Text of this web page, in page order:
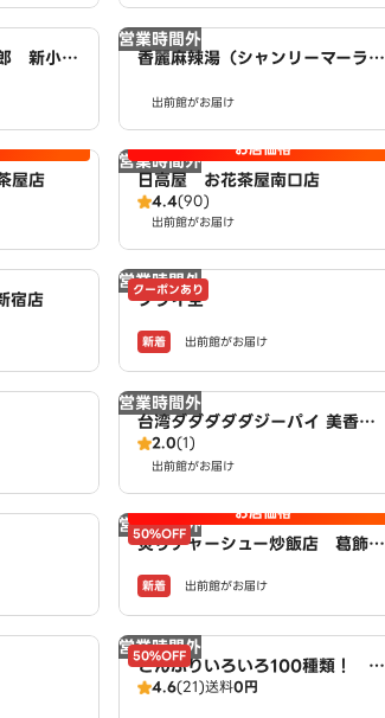
新小岩
営業時間外
香麗麻辣湯（シャンリーマーラー
出前館がお届け
屋店
営業時間外 お店価格
日高屋 お花茶屋南口店
4.4(90)
出前館がお届け
宿店
営業時間外
クーポンあり
フライ全
新着 出前館がお届け
営業時間外
台湾ダダダダダジーパイ 美香珍
Taiwan huge fried chicken
南小岩店
2.0(1)
出前館がお届け
営業時間外
50%OFF
お店価格
炙りチャーシュー炒飯店 葛飾奥
WSON
新着 出前館がお届け
営業時間外
50%OFF
どんぶりいろいろ100種類！ 丼
家 本膳 広域配達店
4.6(21)送料0円